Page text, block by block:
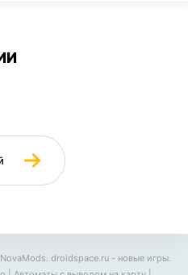
droidspace.ru - новые игры.